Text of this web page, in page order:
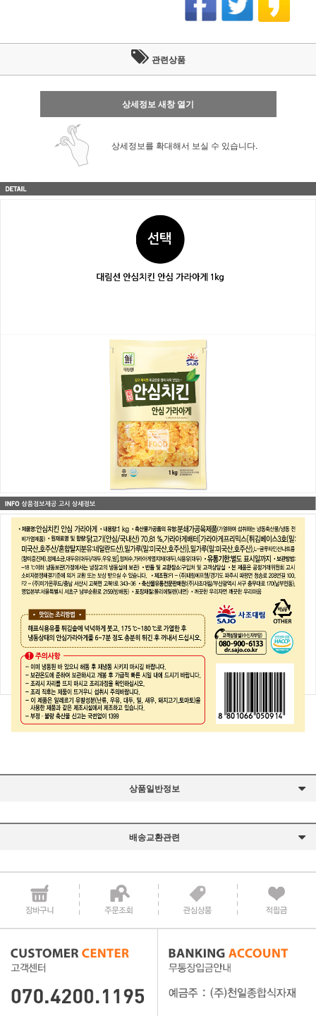
관련상품
상세정보 새창 열기
상세정보를 확대해서 보실 수 있습니다.
상품일반정보
배송교환관련